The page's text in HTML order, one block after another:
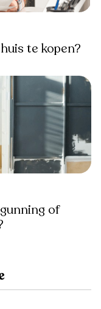
te kopen?
of